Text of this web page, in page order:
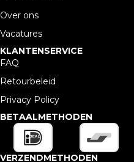
Over ons
Vacatures
KLANTENSERVICE
FAQ
Retourbeleid
Privacy Policy
BETAALMETHODEN
VERZENDMETHODEN